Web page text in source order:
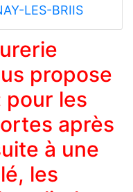
LES-BRIIS
propose
pour les
après
à une
les